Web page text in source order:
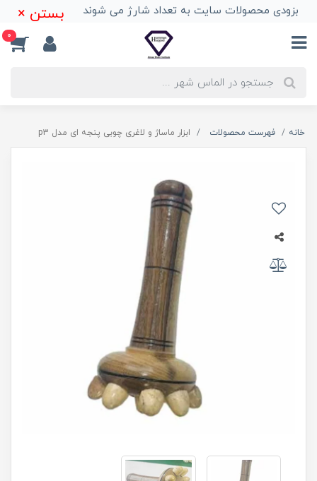
بزودی محصولات سایت به تعداد شارژ می شوند بستن ×
0
خانه فهرست محصولات ابزار ماساژ و لاغری چوبی پنجه ای مدل p3